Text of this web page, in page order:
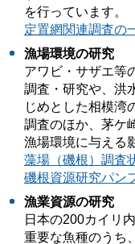
を行っています。
定置網関連調査の
漁場環境の研究
アワビ・サザエ等
調査・研究や、洪
じめとした相模湾
調査のほか、茅ケ
漁場環境に与える
藻場（磯根）調査
磯根資源研究パン
漁業資源の研究
日本の200カイリ
重要な魚種のうち